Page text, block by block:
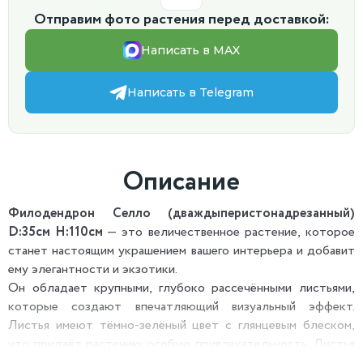
Отправим фото растения перед доставкой:
Написать в MAX
Написать в Telegram
Описание
Филодендрон Селло (дваждыперистонадрезанный)
D:35см H:110см — это величественное растение, которое
станет настоящим украшением вашего интерьера и добавит
ему элегантности и экзотики.
Он обладает крупными, глубоко рассечёнными листьями,
которые создают впечатляющий визуальный эффект.
Листья имеют тёмно-зелёный цвет с глянцевым блеском,
что придаёт растению особую привлекательность. Листья